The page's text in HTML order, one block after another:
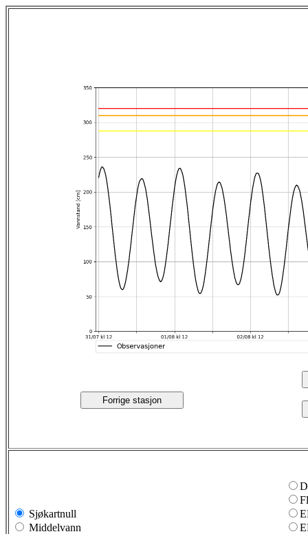
Forrige stasjon
Sjøkartnull
Middelvann